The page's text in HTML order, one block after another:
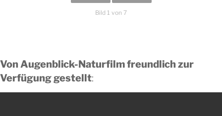
Bild 1 von 7
Von Augenblick-Naturfilm freundlich zur
Verfügung gestellt: